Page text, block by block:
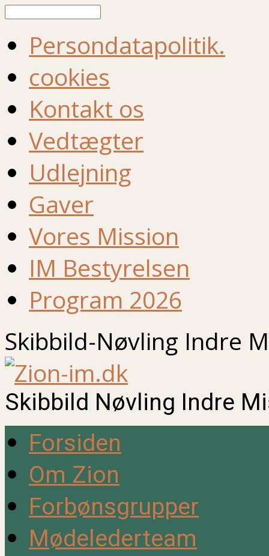
Persondatapolitik.
cookies
Kontakt os
Vedtægter
Udlejning
Gaver
Vores Mission
IM Bestyrelsen
Program 2026
Skibbild-Nøvling Indre
Skibbild Nøvling Indre
Forsiden
Om Zion
Forbønsgrupper
Mødelederteam